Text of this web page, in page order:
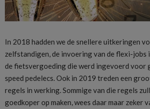
In 2018 hadden we de snellere uitkeringen
zelfstandigen, de invoering van de flexi-jobs
de fietsvergoeding die werd ingevoerd voor
speed pedelecs. Ook in 2019 treden een
regels in werking. Sommige van die regels
goedkoper op maken, wees daar maar zeker